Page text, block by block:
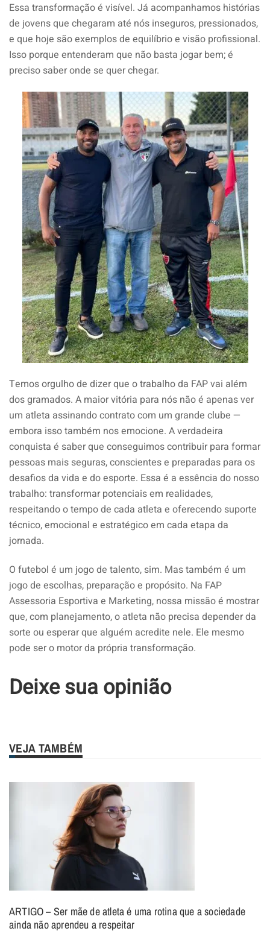
Essa transformação é visível. Já acompanhamos histórias
de jovens que chegaram até nós inseguros, pressionados,
e que hoje são exemplos de equilíbrio e visão profissional.
Isso porque entenderam que não basta jogar bem; é
preciso saber onde se quer chegar.
Temos orgulho de dizer que o trabalho da FAP vai além
dos gramados. A maior vitória para nós não é apenas ver
um atleta assinando contrato com um grande clube —
embora isso também nos emocione. A verdadeira
conquista é saber que conseguimos contribuir para formar
pessoas mais seguras, conscientes e preparadas para os
desafios da vida e do esporte. Essa é a essência do nosso
trabalho: transformar potenciais em realidades,
respeitando o tempo de cada atleta e oferecendo suporte
técnico, emocional e estratégico em cada etapa da
jornada.
O futebol é um jogo de talento, sim. Mas também é um
jogo de escolhas, preparação e propósito. Na FAP
Assessoria Esportiva e Marketing, nossa missão é mostrar
que, com planejamento, o atleta não precisa depender da
sorte ou esperar que alguém acredite nele. Ele mesmo
pode ser o motor da própria transformação.
Deixe sua opinião
VEJA TAMBÉM
ARTIGO – Ser mãe de atleta é uma rotina que a sociedade
ainda não aprendeu a respeitar